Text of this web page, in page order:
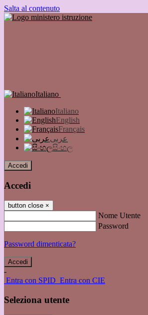
Salta al contenuto
Italiano
Italiano
English
Français
عربى
සිංහල
Accedi
Accedi
button close ×
Nome Utente
Password
Password dimenticata?
-
Entra con SPID Entra con CIE
Seleziona utente